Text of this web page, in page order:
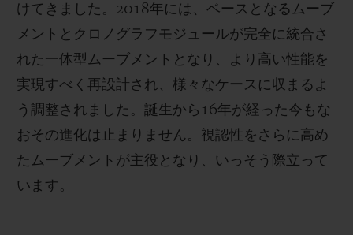
けてきました。2018年には、ベースとなるムーブ
メントとクロノグラフモジュールが完全に統合さ
れた一体型ムーブメントとなり、より高い性能を
実現すべく再設計され、様々なケースに収まるよ
う調整されました。誕生から16年が経った今もな
おその進化は止まりません。視認性をさらに高め
たムーブメントが主役となり、いっそう際立って
います。